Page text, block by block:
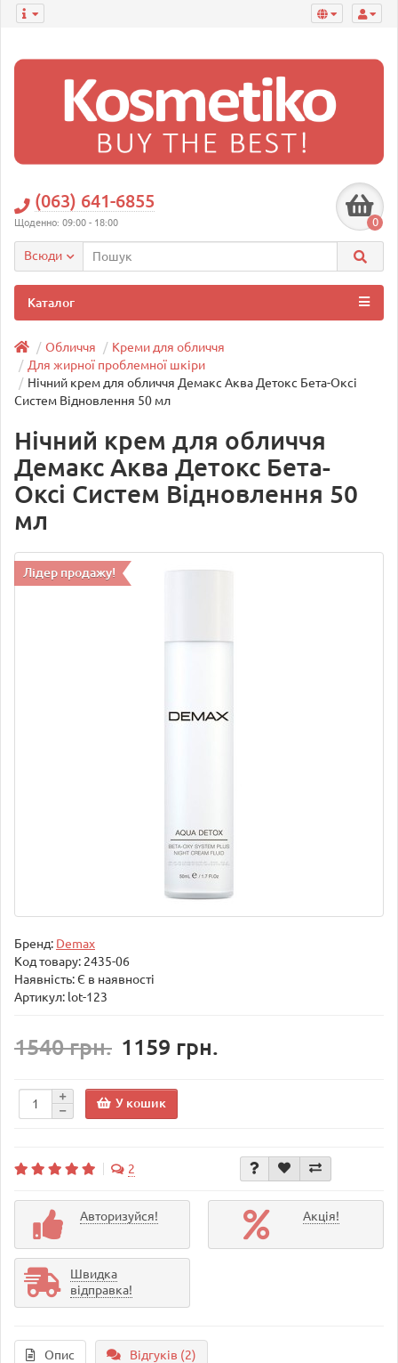
(063) 641-6855
Щоденно: 09:00 - 18:00 0
Всюди
Каталог
Обличчя
Креми для обличчя
Для жирної проблемної шкіри
Нічний крем для обличчя Демакс Аква Детокс Бета-Оксі
Систем Відновлення 50 мл
Нічний крем для обличчя
Демакс Аква Детокс Бета-
Оксі Систем Відновлення 50
мл
Лідер продажу!
Бренд: Demax
Код товару: 2435-06
Наявність: Є в наявності
Артикул: lot-123
1540 грн. 1159 грн.
У кошик
2
Авторизуйся! Акція!
Швидка
відправка!
Опис Відгуків (2)